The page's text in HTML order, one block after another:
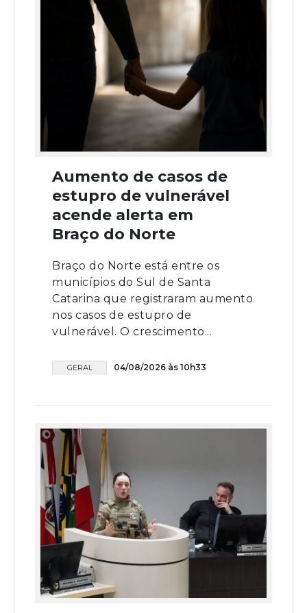
Aumento de casos de
estupro de vulnerável
acende alerta em
Braço do Norte
Braço do Norte está entre os
municípios do Sul de Santa
Catarina que registraram aumento
nos casos de estupro de
vulnerável. O crescimento...
GERAL 04/08/2026 às 10h33